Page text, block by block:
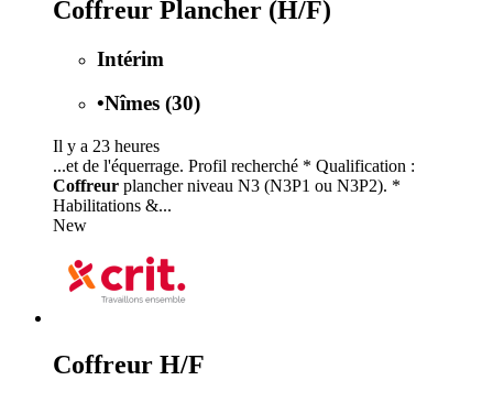
Coffreur Plancher (H/F)
Intérim
•Nîmes (30)
Il y a 23 heures
...et de l'équerrage. Profil recherché * Qualification :
Coffreur plancher niveau N3 (N3P1 ou N3P2). *
Habilitations &...
New
Coffreur H/F